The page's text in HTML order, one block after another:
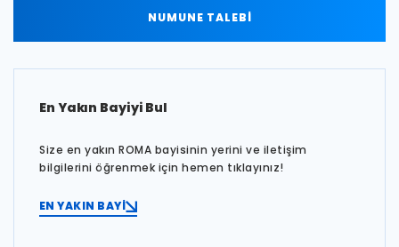
NUMUNE TALEBİ
En Yakın Bayiyi Bul
Size en yakın ROMA bayisinin yerini ve iletişim
bilgilerini öğrenmek için hemen tıklayınız!
EN YAKIN BAYİ